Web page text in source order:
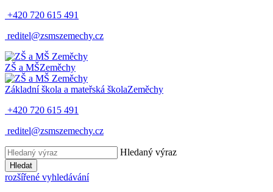
+420 720 615 491
reditel@zsmszemechy.cz
ZŠ a MŠZeměchy
Základní škola a mateřská školaZeměchy
+420 720 615 491
reditel@zsmszemechy.cz
Hledaný výraz
Hledat
rozšířené vyhledávání